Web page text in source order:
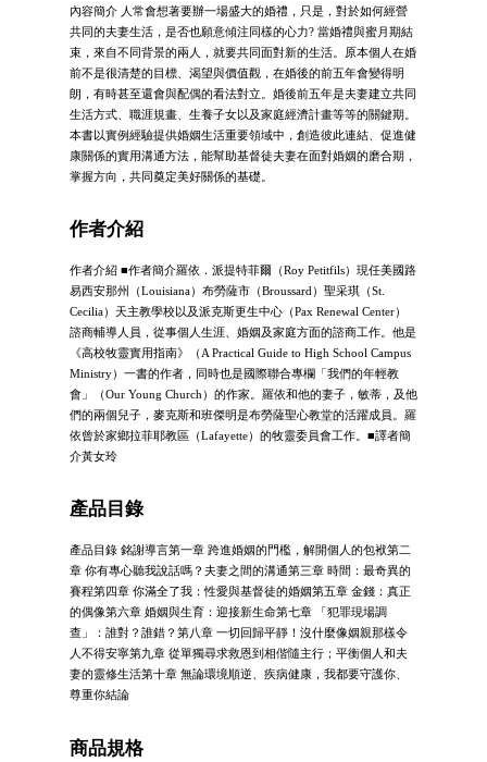
內容簡介 人常會想著要辦一場盛大的婚禮，只是，對於如何經營
共同的夫妻生活，是否也願意傾注同樣的心力? 當婚禮與蜜月期結
束，來自不同背景的兩人，就要共同面對新的生活。原本個人在婚
前不是很清楚的目標、渴望與價值觀，在婚後的前五年會變得明
朗，有時甚至還會與配偶的看法對立。婚後前五年是夫妻建立共同
生活方式、職涯規畫、生養子女以及家庭經濟計畫等等的關鍵期。
本書以實例經驗提供婚姻生活重要領域中，創造彼此連結、促進健
康關係的實用溝通方法，能幫助基督徒夫妻在面對婚姻的磨合期，
掌握方向，共同奠定美好關係的基礎。
作者介紹
作者介紹 ■作者簡介羅依．派提特菲爾（Roy Petitfils）現任美國路
易西安那州（Louisiana）布勞薩市（Broussard）聖采琪（St.
Cecilia）天主教學校以及派克斯更生中心（Pax Renewal Center）
諮商輔導人員，從事個人生涯、婚姻及家庭方面的諮商工作。他是
《高校牧靈實用指南》（A Practical Guide to High School Campus
Ministry）一書的作者，同時也是國際聯合專欄「我們的年輕教
會」（Our Young Church）的作家。羅依和他的妻子，敏蒂，及他
們的兩個兒子，麥克斯和班傑明是布勞薩聖心教堂的活躍成員。羅
依曾於家鄉拉菲耶教區（Lafayette）的牧靈委員會工作。■譯者簡
介黃女玲
產品目錄
產品目錄 銘謝導言第一章 跨進婚姻的門檻，解開個人的包袱第二
章 你有專心聽我說話嗎？夫妻之間的溝通第三章 時間：最奇異的
賽程第四章 你滿全了我：性愛與基督徒的婚姻第五章 金錢：真正
的偶像第六章 婚姻與生育：迎接新生命第七章 「犯罪現場調
查」：誰對？誰錯？第八章 一切回歸平靜！沒什麼像姻親那樣令
人不得安寧第九章 從單獨尋求救恩到相偕隨主行；平衡個人和夫
妻的靈修生活第十章 無論環境順逆、疾病健康，我都要守護你、
尊重你結論
商品規格